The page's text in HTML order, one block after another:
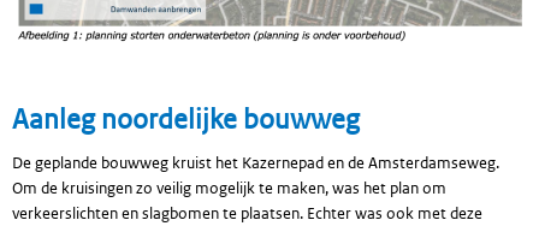
Aanleg noordelijke bouwweg
De geplande bouwweg kruist het Kazernepad en de Amsterdamseweg.
Om de kruisingen zo veilig mogelijk te maken, was het plan om
verkeerslichten en slagbomen te plaatsen. Echter was ook met deze